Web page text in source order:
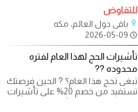
للتفاوض
باقي دول العالم، مكه
تأشيرات الحج لهذا العام لفتره
محدوده ??
تبغى تحج هذا العام؟ ? الحين فرصتك
تستفيد من خصم 20% على تأشيرات
الحج لفترة محدودة! نوفر لكم إصدار